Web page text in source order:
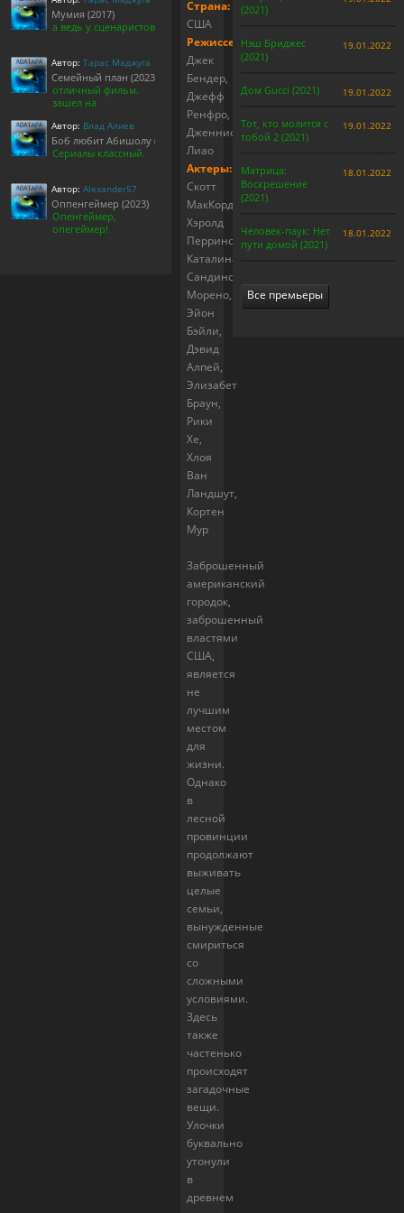
Страна:
США
Режиссер:
Джек
Бендер,
Джефф
Ренфро,
Дженнифер
Лиао
Актеры:
Скотт
МакКорд,
Хэролд
Перрино,
Каталина
Сандино
Морено,
Эйон
Бэйли,
Дэвид
Алпей,
Элизабет
Браун,
Рики
Хе,
Хлоя
Ван
Ландшут,
Кортен
Мур
Заброшенный
американский
городок,
заброшенный
властями
США,
является
не
лучшим
местом
для
жизни.
Однако
в
лесной
провинции
продолжают
выживать
целые
семьи,
вынужденные
смириться
со
сложными
условиями.
Здесь
также
частенько
происходят
загадочные
вещи.
Улочки
буквально
утонули
в
древнем
Мумия (2017)
а ведь у сценаристов
Автор: Тарас Маджуга
Семейный план (2023)
отличный фильм.
зашел на
Автор: Влад Алиев
Боб любит Абишолу (1-5 сезон)
Сериалы классный.
Автор: Alexander57
Оппенгеймер (2023)
Опенгеймер,
опегеймер!
(2021)
Нэш Бриджес
(2021)
19.01.2022
Дом Gucci (2021) 19.01.2022
Тот, кто молится с
тобой 2 (2021)
19.01.2022
Матрица:
Воскрешение
(2021)
18.01.2022
Человек-паук: Нет
пути домой (2021)
18.01.2022
Все премьеры